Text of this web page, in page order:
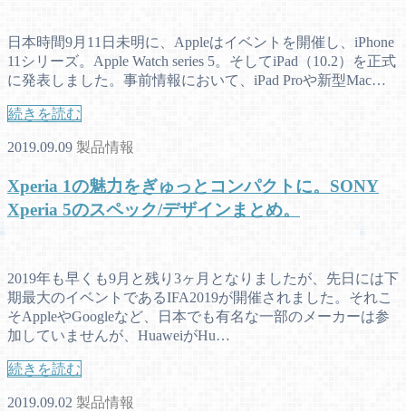
日本時間9月11日未明に、Appleはイベントを開催し、iPhone
11シリーズ。Apple Watch series 5。そしてiPad（10.2）を正式
に発表しました。事前情報において、iPad Proや新型Mac…
続きを読む
2019.09.09 製品情報
Xperia 1の魅力をぎゅっとコンパクトに。SONY
Xperia 5のスペック/デザインまとめ。
2019年も早くも9月と残り3ヶ月となりましたが、先日には下
期最大のイベントであるIFA2019が開催されました。それこ
そAppleやGoogleなど、日本でも有名な一部のメーカーは参
加していませんが、HuaweiがHu…
続きを読む
2019.09.02 製品情報